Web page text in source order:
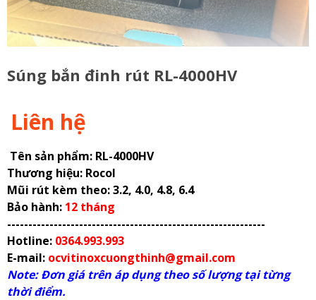
Súng bắn đinh rút RL-4000HV
Liên hệ
Tên sản phẩm: RL-4000HV
Thương hiệu: Rocol
Mũi rút kèm theo: 3.2, 4.0, 4.8, 6.4
Bảo hành: 12 tháng
-------------------------------------------------------------
Hotline: 0364.993.993
E-mail: ocvitinoxcuongthinh@gmail.com
Note: Đơn giá trên áp dụng theo số lượng tại từng
thời điểm.